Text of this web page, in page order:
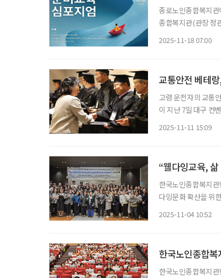
종로노인종합복지
종합복지관(관장 정
2025-11-18 07:00
교통안전 베테
고령 운전자의 교통
이 지난 7일 대구 컨
2025-11-11 15:09
“웰다잉교육,
한국노인종합복지
다잉문화 확산을 위
2025-11-04 10:52
한국노인종합복
한국노인종합복지